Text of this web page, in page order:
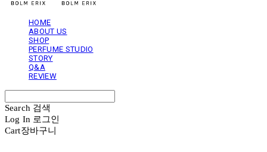
HOME
ABOUT US
SHOP
PERFUME STUDIO
STORY
Q&A
REVIEW
Search 검색
Log In 로그인
Cart장바구니